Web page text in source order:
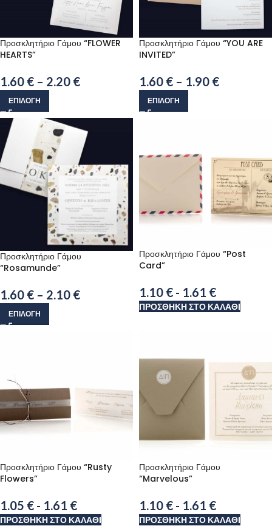
Προσκλητήριο Γάμου “FLOWER
HEARTS”
1.60 € – 2.20 €
ΕΠΙΛΟΓΉ
Προσκλητήριο Γάμου “YOU ARE
INVITED”
1.60 € – 1.90 €
ΕΠΙΛΟΓΉ
Προσκλητήριο Γάμου
“Rosamunde”
1.60 € – 2.10 €
ΕΠΙΛΟΓΉ
Προσκλητήριο Γάμου “Post
Card”
1.10 € - 1.61 €
ΠΡΟΣΘΉΚΗ ΣΤΟ ΚΑΛΆΘΙ
Προσκλητήριο Γάμου “Rusty
Flowers”
1.05 € - 1.61 €
ΠΡΟΣΘΉΚΗ ΣΤΟ ΚΑΛΆΘΙ
Προσκλητήριο Γάμου
“Marvelous”
1.10 € - 1.61 €
ΠΡΟΣΘΉΚΗ ΣΤΟ ΚΑΛΆΘΙ